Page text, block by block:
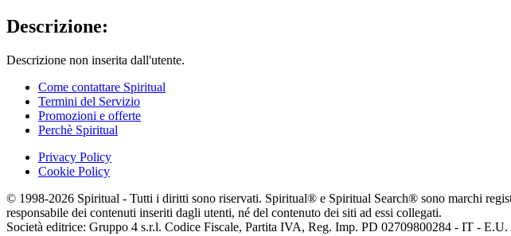
Descrizione:
Descrizione non inserita dall'utente.
Come contattare Spiritual
Termini del Servizio
Promozioni e offerte
Perchè Spiritual
Privacy Policy
Cookie Policy
© 1998-2026 Spiritual - Tutti i diritti sono riservati. Spiritual® e Spiritual Search® sono marchi
responsabile dei contenuti inseriti dagli utenti, né del contenuto dei siti ad essi collegati.
Società editrice: Gruppo 4 s.r.l. Codice Fiscale, Partita IVA, Reg. Imp. PD 02709800284 - IT - E.U.